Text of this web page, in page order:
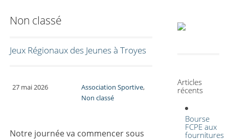
Non classé
Jeux Régionaux des Jeunes à Troyes
27 mai 2026 Association Sportive,
Non classé
Notre journée va commencer sous
Articles
récents
Bourse
FCPE aux
fournitures